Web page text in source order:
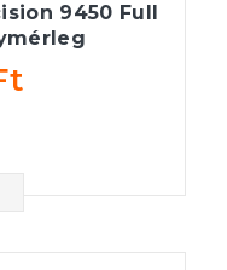
9450 Full